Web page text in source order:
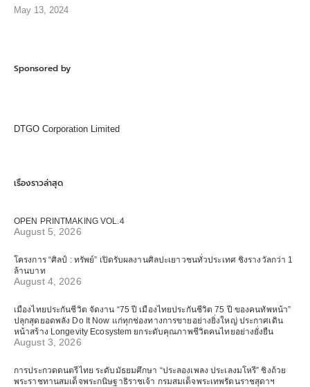
May 13, 2024
Sponsored by
DTGO Corporation Limited
เรื่องราวล่าสุด
OPEN PRINTMAKING VOL.4
August 5, 2026
โครงการ “ศิลป์ : ทรัพย์” เปิดรับผลงานศิลปะเยาวชนทั่วประเทศ ชิงรางวัลกว่า 1
ล้านบาท
August 4, 2026
เมืองไทยประกันชีวิต จัดงาน “75 ปี เมืองไทยประกันชีวิต 75 ปี ของคนทัพหน้า”
ปลุกสุดยอดพลัง Do It Now แก่ทุกช่องทางการขายอย่างยิ่งใหญ่ ประกาศเดิน
หน้าสร้าง Longevity Ecosystem ยกระดับคุณภาพชีวิตคนไทยอย่างยั่งยืน
August 3, 2026
การประกวดดนตรีไทย ระดับมัธยมศึกษา “ประลองเพลง ประเลงมโหรี” ชิงถ้วย
พระราชทานสมเด็จพระกนิษฐาธิราชเจ้า กรมสมเด็จพระเทพรัตนราชสุดาฯ